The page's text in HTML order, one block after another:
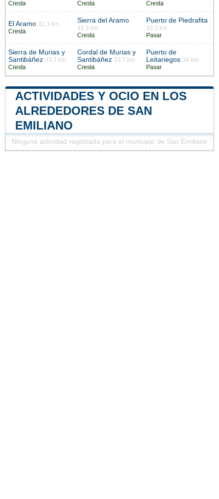
Cresta
Cresta
Cresta
El Aramo 31.3 km
Cresta
Sierra del Aramo
31.3 km
Cresta
Puerto de Piedrafita
33.3 km
Pasar
Sierra de Murias y
Santibáñez 33.7 km
Cresta
Cordal de Murias y
Santibáñez 33.7 km
Cresta
Puerto de
Leitariegos 34 km
Pasar
ACTIVIDADES Y OCIO EN LOS
ALREDEDORES DE SAN
EMILIANO
Ninguna actividad registrada para el municipio de San Emiliano